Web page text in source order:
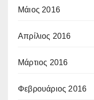
Μάιος 2016
Απρίλιος 2016
Μάρτιος 2016
Φεβρουάριος 2016